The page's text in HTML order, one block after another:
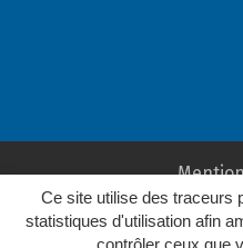
Ce site utilise des traceurs
statistiques d'utilisation afin
contrôler ceux que
Plan